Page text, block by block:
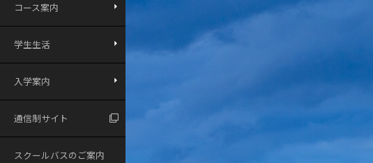
コース案内
学生生活
入学案内
通信制サイト
スクールバスのご案内